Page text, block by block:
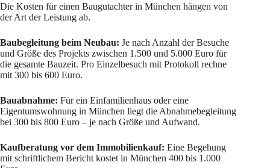
Die Kosten für einen Baugutachter in München hängen von
der Art der Leistung ab.
Baubegleitung beim Neubau: Je nach Anzahl der Besuche
und Größe des Projekts zwischen 1.500 und 5.000 Euro für
die gesamte Bauzeit. Pro Einzelbesuch mit Protokoll rechne
mit 300 bis 600 Euro.
Bauabnahme: Für ein Einfamilienhaus oder eine
Eigentumswohnung in München liegt die Abnahmebegleitung
bei 300 bis 800 Euro – je nach Größe und Aufwand.
Kaufberatung vor dem Immobilienkauf: Eine Begehung
mit schriftlichem Bericht kostet in München 400 bis 1.000